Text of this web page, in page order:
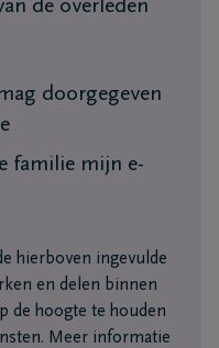
de overleden
doorgegeven
familie mijn e-
hierboven ingevulde
en delen binnen
de hoogte te houden
Meer informatie